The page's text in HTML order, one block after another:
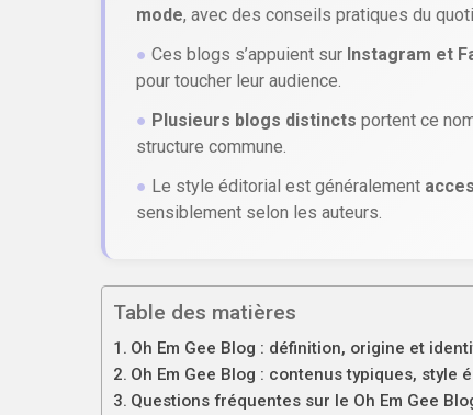
mode, avec des conseils pratiques du
● Ces blogs s’appuient sur Instagram et
pour toucher leur audience.
● Plusieurs blogs distincts portent ce
structure commune.
● Le style éditorial est généralement
sensiblement selon les auteurs.
Table des matières
Oh Em Gee Blog : définition, origine et
Oh Em Gee Blog : contenus typiques,
Questions fréquentes sur le Oh Em Gee